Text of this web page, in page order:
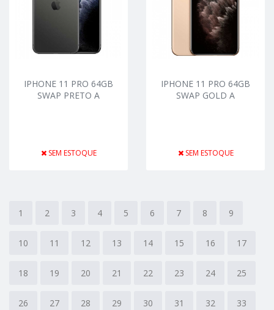
IPHONE 11 PRO 64GB
SWAP PRETO A
SEM ESTOQUE
IPHONE 11 PRO 64GB
SWAP GOLD A
SEM ESTOQUE
1 2 3 4 5 6 7 8 9
10 11 12 13 14 15 16 17
18 19 20 21 22 23 24 25
26 27 28 29 30 31 32 33